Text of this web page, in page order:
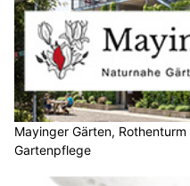
Mayinger Gärten,
Gartenpflege